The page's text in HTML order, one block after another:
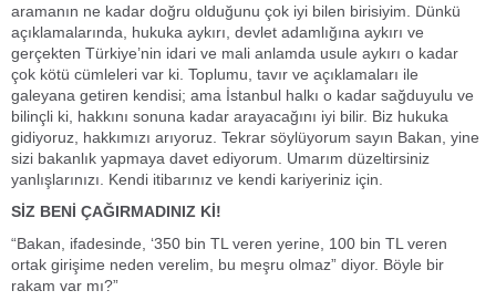
aramanın ne kadar doğru olduğunu çok iyi bilen birisiyim. Dünkü
açıklamalarında, hukuka aykırı, devlet adamlığına aykırı ve
gerçekten Türkiye’nin idari ve mali anlamda usule aykırı o kadar
çok kötü cümleleri var ki. Toplumu, tavır ve açıklamaları ile
galeyana getiren kendisi; ama İstanbul halkı o kadar sağduyulu ve
bilinçli ki, hakkını sonuna kadar arayacağını iyi bilir. Biz hukuka
gidiyoruz, hakkımızı arıyoruz. Tekrar söylüyorum sayın Bakan, yine
sizi bakanlık yapmaya davet ediyorum. Umarım düzeltirsiniz
yanlışlarınızı. Kendi itibarınız ve kendi kariyeriniz için.
SİZ BENİ ÇAĞIRMADINIZ Kİ!
“Bakan, ifadesinde, ‘350 bin TL veren yerine, 100 bin TL veren
ortak girişime neden verelim, bu meşru olmaz” diyor. Böyle bir
rakam var mı?”